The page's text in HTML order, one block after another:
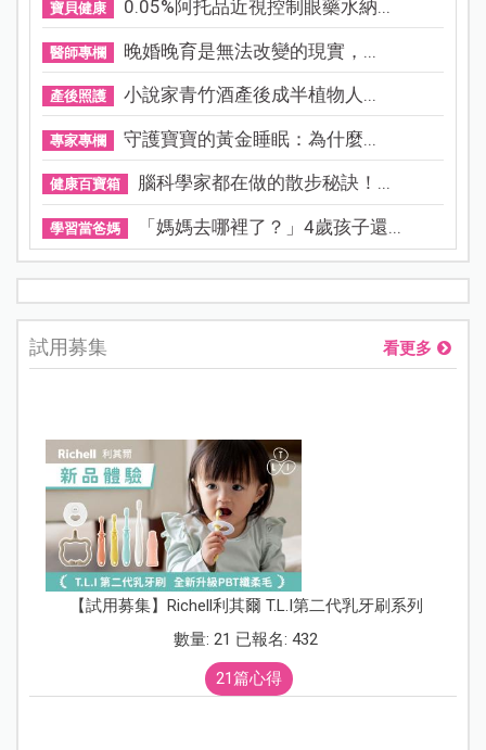
寶貝健康 0.05%阿托品近視控制眼藥水納...
醫師專欄 晚婚晚育是無法改變的現實，...
產後照護 小說家青竹酒產後成半植物人...
專家專欄 守護寶寶的黃金睡眠：為什麼...
健康百寶箱 腦科學家都在做的散步秘訣！...
學習當爸媽 「媽媽去哪裡了？」4歲孩子還...
試用募集 看更多
【試用募集】Richell利其爾 T.L.I第二代乳牙刷系列
數量: 21 已報名: 432
21篇心得